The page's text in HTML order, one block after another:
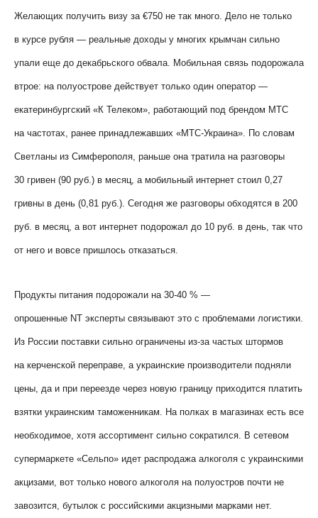
Желающих получить визу за €750 не так много. Дело не только
в курсе рубля — реальные доходы у многих крымчан сильно
упали еще до декабрьского обвала. Мобильная связь подорожала
втрое: на полуострове действует только один оператор —
екатеринбургский «К Телеком», работающий под брендом МТС
на частотах, ранее принадлежавших «МТС-Украина». По словам
Светланы из Симферополя, раньше она тратила на разговоры
30 гривен (90 руб.) в месяц, а мобильный интернет стоил 0,27
гривны в день (0,81 руб.). Сегодня же разговоры обходятся в 200
руб. в месяц, а вот интернет подорожал до 10 руб. в день, так что
от него и вовсе пришлось отказаться.
Продукты питания подорожали на 30-40 % —
опрошенные NT эксперты связывают это с проблемами логистики.
Из России поставки сильно ограничены из-за частых штормов
на керченской переправе, а украинские производители подняли
цены, да и при переезде через новую границу приходится платить
взятки украинским таможенникам. На полках в магазинах есть все
необходимое, хотя ассортимент сильно сократился. В сетевом
супермаркете «Сельпо» идет распродажа алкоголя с украинскими
акцизами, вот только нового алкоголя на полуостров почти не
завозится, бутылок с российскими акцизными марками нет.